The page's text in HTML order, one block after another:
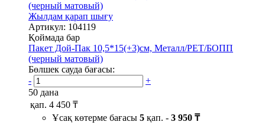
Жылдам қарап шығу
Артикул: 104119
Қоймада бар
Пакет Дой-Пак 10,5*15(+3)см, Металл/PET/БОПП
(черный матовый)
Бөлшек сауда бағасы:
-
+
50 дана
қап. 4 450 ₸
Ұсақ көтерме бағасы 5 қап. - 3 950 ₸